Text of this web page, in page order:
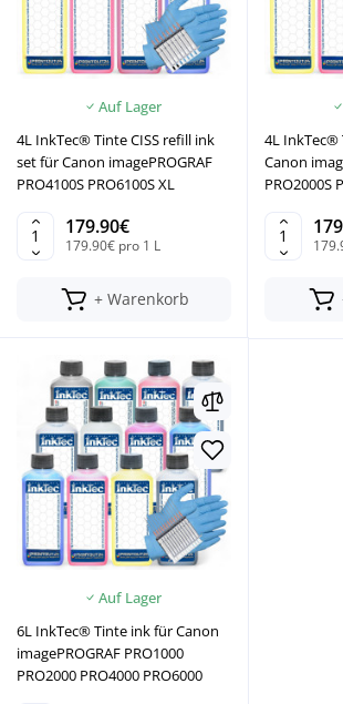
Auf Lager
4L InkTec® Tinte CISS refill ink
set für Canon imagePROGRAF
PRO4100S PRO6100S XL
179.90€
179.90€ pro 1 L
+ Warenkorb
4L
Canon
PRO2000S
Auf Lager
6L InkTec® Tinte ink für Canon
imagePROGRAF PRO1000
PRO2000 PRO4000 PRO6000